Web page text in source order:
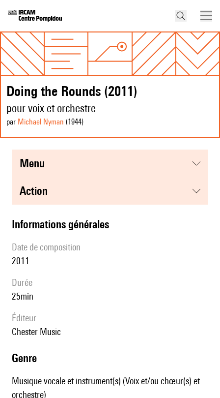
Doing the Rounds (2011)
pour voix et orchestre
par Michael Nyman (1944)
menu
action
informations générales
date de composition
2011
durée
25min
éditeur
Chester Music
genre
Musique vocale et instrument(s) (Voix et/ou chœur(s) et
orchestre)